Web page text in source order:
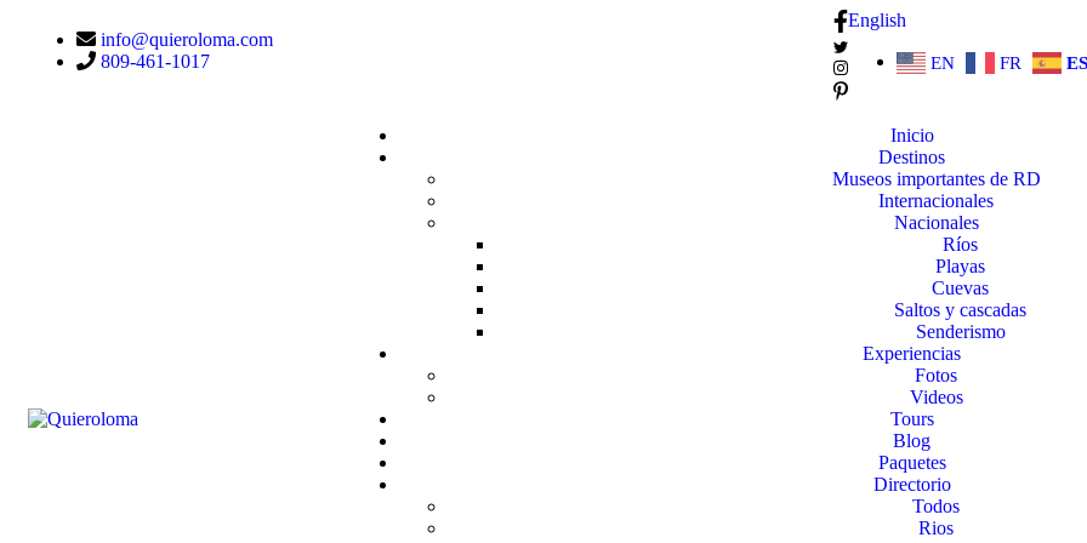
info@quieroloma.com
809-461-1017
English
EN FR ES
Inicio
Destinos
Museos importantes de RD
Internacionales
Nacionales
Ríos
Playas
Cuevas
Saltos y cascadas
Senderismo
Experiencias
Fotos
Videos
Tours
Blog
Paquetes
Directorio
Todos
Rios